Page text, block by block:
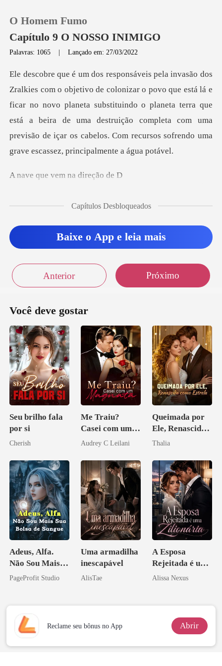
0
O Homem Fumo
Capítulo 9 O NOSSO INIMIGO
Palavras: 1065 |Lançado em: 27/03/2022
tá lá e
ficar no novo planeta substituindo o planeta terra que
está a beira de uma destruição completa com
vem na di
Capítulos Desbloqueados
Baixe o App e leia mais
Anterior Próximo
Você deve gostar
Seu brilho fala
por si
Cherish
Me Traiu?
Casei com um
Magnata
Audrey C Leilani
Queimada por
Ele, Renascida
como Estrela
Thalia
Adeus, Alfa.
Não Sou Mais
Sua Bolsa de
PageProfit Studio
Uma armadilha
inescapável
AlisTae
A Esposa
Rejeitada é uma
Zilionária
Alissa Nexus
Reclame seu bônus no App Abrir